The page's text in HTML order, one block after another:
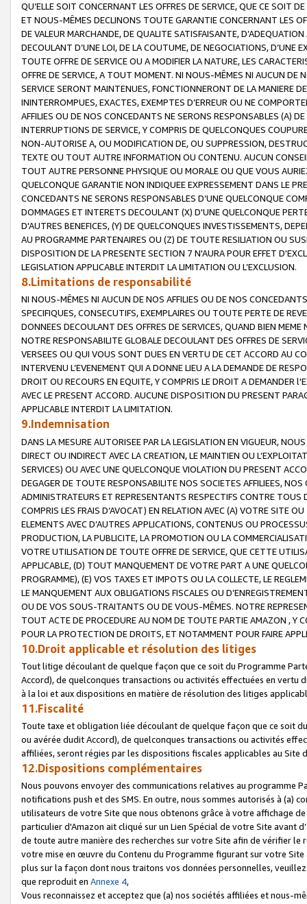
QU’ELLE SOIT CONCERNANT LES OFFRES DE SERVICE, QUE CE SOIT
ET NOUS-MÊMES DECLINONS TOUTE GARANTIE CONCERNANT LES
DE VALEUR MARCHANDE, DE QUALITE SATISFAISANTE,
DECOULANT D’UNE LOI, DE LA COUTUME, DE NEGOCIATIONS, D’UNE
TOUTE OFFRE DE SERVICE OU A MODIFIER LA NATURE, LES
OFFRE DE SERVICE, A TOUT MOMENT. NI NOUS-MÊMES NI AUCUN DE
SERVICE SERONT MAINTENUES, FONCTIONNERONT DE LA MANIERE
ININTERROMPUES, EXACTES, EXEMPTES D’ERREUR OU NE
AFFILIES OU DE NOS CONCEDANTS NE SERONS RESPONSABLES (A)
INTERRUPTIONS DE SERVICE, Y COMPRIS DE QUELCONQUES
NON-AUTORISE A, OU MODIFICATION DE, OU SUPPRESSION,
TEXTE OU TOUT AUTRE INFORMATION OU CONTENU. AUCUN
TOUT AUTRE PERSONNE PHYSIQUE OU MORALE OU QUE VOUS
QUELCONQUE GARANTIE NON INDIQUEE EXPRESSEMENT DANS LE
CONCEDANTS NE SERONS RESPONSABLES D’UNE QUELCONQUE
DOMMAGES ET INTERETS DECOULANT (X) D'UNE QUELCONQUE
D'AUTRES BENEFICES, (Y) DE QUELCONQUES INVESTISSEMENTS,
AU PROGRAMME PARTENAIRES OU (Z) DE TOUTE RESILIATION OU
DISPOSITION DE LA PRESENTE SECTION 7 N'AURA POUR EFFET
LEGISLATION APPLICABLE INTERDIT LA LIMITATION OU L’EXCLUSION.
8.Limitations de responsabilité
NI NOUS-MÊMES NI AUCUN DE NOS AFFILIES OU DE NOS
SPECIFIQUES, CONSECUTIFS, EXEMPLAIRES OU TOUTE PERTE DE
DONNEES DECOULANT DES OFFRES DE SERVICES, QUAND BIEN
NOTRE RESPONSABILITE GLOBALE DECOULANT DES OFFRES DE
VERSEES OU QUI VOUS SONT DUES EN VERTU DE CET ACCORD AU
INTERVENU L’EVENEMENT QUI A DONNE LIEU A LA DEMANDE DE
DROIT OU RECOURS EN EQUITE, Y COMPRIS LE DROIT A DEMANDER
AVEC LE PRESENT ACCORD. AUCUNE DISPOSITION DU PRESENT
APPLICABLE INTERDIT LA LIMITATION.
9.Indemnisation
DANS LA MESURE AUTORISEE PAR LA LEGISLATION EN VIGUEUR,
DIRECT OU INDIRECT AVEC LA CREATION, LE MAINTIEN OU
SERVICES) OU AVEC UNE QUELCONQUE VIOLATION DU PRESENT
DEGAGER DE TOUTE RESPONSABILITE NOS SOCIETES AFFILIEES,
ADMINISTRATEURS ET REPRESENTANTS RESPECTIFS CONTRE
COMPRIS LES FRAIS D’AVOCAT) EN RELATION AVEC (A) VOTRE SITE
ELEMENTS AVEC D’AUTRES APPLICATIONS, CONTENUS OU
PRODUCTION, LA PUBLICITE, LA PROMOTION OU LA
VOTRE UTILISATION DE TOUTE OFFRE DE SERVICE, QUE CETTE
APPLICABLE, (D) TOUT MANQUEMENT DE VOTRE PART A UNE
PROGRAMME), (E) VOS TAXES ET IMPOTS OU LA COLLECTE, LE
LE MANQUEMENT AUX OBLIGATIONS FISCALES OU
OU DE VOS SOUS-TRAITANTS OU DE VOUS-MÊMES. NOTRE
TOUT ACTE DE PROCEDURE AU NOM DE TOUTE PARTIE AMAZON , Y
POUR LA PROTECTION DE DROITS, ET NOTAMMENT POUR FAIRE
10.Droit applicable et résolution des litiges
Tout litige découlant de quelque façon que ce soit du Programme
Accord), de quelconques transactions ou activités effectuées en vertu
à la loi et aux dispositions en matière de résolution des litiges
11.Fiscalité
Toute taxe et obligation liée découlant de quelque façon que ce soit
ou avérée dudit Accord), de quelconques transactions ou activités
affiliées, seront régies par les dispositions fiscales applicables au Site
12.Dispositions complémentaires
Nous pouvons envoyer des communications relatives au programme
notifications push et des SMS. En outre, nous sommes autorisés à
utilisateurs de votre Site que nous obtenons grâce à votre affichage
particulier d'Amazon ait cliqué sur un Lien Spécial de votre Site avant
de toute autre manière des recherches sur votre Site afin de vérifier
votre mise en œuvre du Contenu du Programme figurant sur votre
plus sur la façon dont nous traitons vos données personnelles,
que reproduit en Annexe 4,
Vous reconnaissez et acceptez que (a) nos sociétés affiliées et nous-